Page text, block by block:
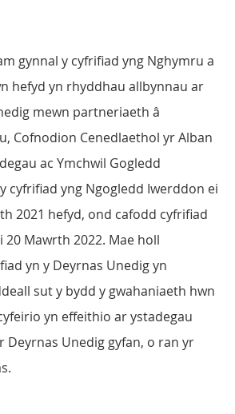
gynnal y cyfrifiad yng Nghymru a
hefyd yn rhyddhau allbynnau ar
mewn partneriaeth â
Cofnodion Cenedlaethol yr Alban
ac Ymchwil Gogledd
cyfrifiad yng Ngogledd Iwerddon ei
2021 hefyd, ond cafodd cyfrifiad
20 Mawrth 2022. Mae holl
yn y Deyrnas Unedig yn
sut y bydd y gwahaniaeth hwn
yn effeithio ar ystadegau
Deyrnas Unedig gyfan, o ran yr